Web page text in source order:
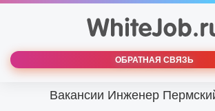
ОБРАТНАЯ СВЯЗЬ
Вакансии Инженер